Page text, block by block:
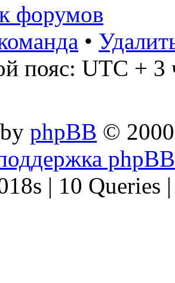
форумов
•
пояс: UTC + 3
phpBB ©
phpBB
| 10 Queries